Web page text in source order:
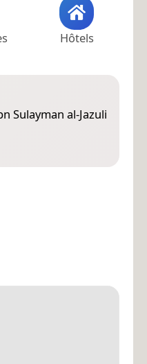
Hôtels
Sulayman al-Jazuli